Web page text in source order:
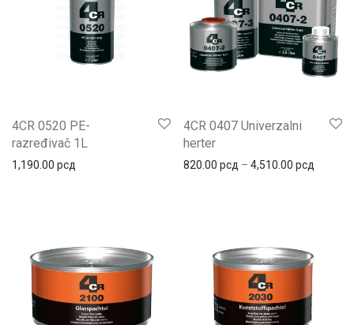
4CR 0520 PE-
razređivač 1L
1,190.00 рсд
4CR 0407 Univerzalni
herter
820.00 рсд – 4,510.00 рсд